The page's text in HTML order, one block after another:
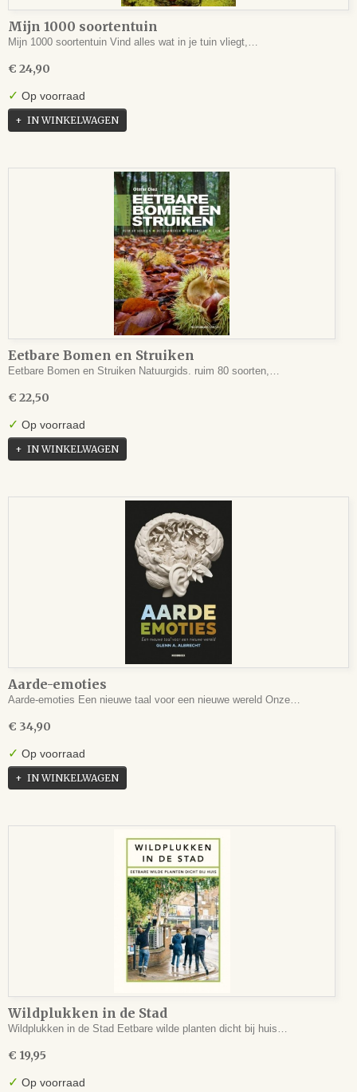
Mijn 1000 soortentuin
Mijn 1000 soortentuin Vind alles wat in je tuin vliegt,…
€ 24,90
✓ Op voorraad
IN WINKELWAGEN
Eetbare Bomen en Struiken
Eetbare Bomen en Struiken Natuurgids. ruim 80 soorten,…
€ 22,50
✓ Op voorraad
IN WINKELWAGEN
Aarde-emoties
Aarde-emoties Een nieuwe taal voor een nieuwe wereld Onze…
€ 34,90
✓ Op voorraad
IN WINKELWAGEN
Wildplukken in de Stad
Wildplukken in de Stad Eetbare wilde planten dicht bij huis…
€ 19,95
✓ Op voorraad